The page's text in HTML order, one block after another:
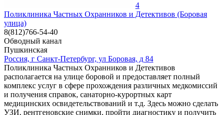
4
Поликлиника Частных Охранников и Детективов (Боровая
улица)
8(812)766-54-40
Обводный канал
Пушкинская
Россия, г Санкт-Петербург, ул Боровая, д 84
Поликлиника Частных Охранников и Детективов
располагается на улице боровой и предоставляет полный
комплекс услуг в сфере прохождения различных медкомиссий
и получения справок, санаторно-курортных карт
медицинских освидетельствований и т.д. Здесь можно сделать
УЗИ, рентгеновские снимки, пройти диагностику и получить